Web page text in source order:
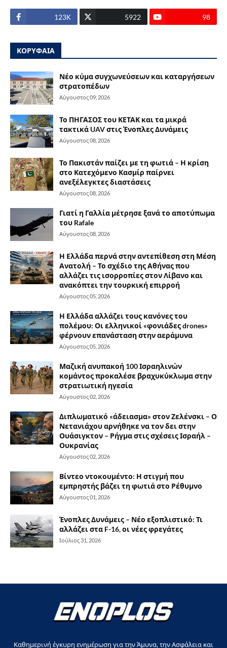
123Κ 5922 98
ΚΟΡΥΦΑΙΑ
Νέο κύμα συγχωνεύσεων και καταργήσεων
στρατοπέδων
Αύγουστος 09, 2026
Το ΠΗΓΑΣΟΣ του ΚΕΤΑΚ και τα μικρά
τακτικά UAV στις Ένοπλες Δυνάμεις
Αύγουστος 08, 2026
Το Πακιστάν παίζει με τη φωτιά – Η κρίση
στο Κατεχόμενο Κασμίρ παίρνει
ανεξέλεγκτες διαστάσεις
Αύγουστος 08, 2026
Γιατί η Γαλλία μέτρησε ξανά το αποτύπωμα
του Rafale
Αύγουστος 08, 2026
Η Ελλάδα περνά στην αντεπίθεση στη Μέση
Ανατολή – Το σχέδιο της Αθήνας που
αλλάζει τις ισορροπίες στον Λίβανο και
ανακόπτει την τουρκική επιρροή
Αύγουστος 05, 2026
Η Ελλάδα αλλάζει τους κανόνες του
πολέμου: Οι ελληνικοί «φονιάδες drones»
φέρνουν επανάσταση στην αεράμυνα
Αύγουστος 05, 2026
Μαζική ανυπακοή 100 Ισραηλινών
κομάντος προκαλέσε βραχυκύκλωμα στην
στρατιωτική ηγεσία
Αύγουστος 02, 2026
Διπλωματικό «άδειασμα» στον Ζελένσκι – Ο
Νετανιάχου αρνήθηκε να τον δει στην
Ουάσιγκτον – Ρήγμα στις σχέσεις Ισραήλ –
Ουκρανίας
Αύγουστος 02, 2026
Βίντεο ντοκουμέντο: Η στιγμή που
εμπρηστής βάζει τη φωτιά στο Ρέθυμνο
Αύγουστος 01, 2026
Ένοπλες Δυνάμεις – Νέο εξοπλιστικό: Τι
αλλάζει στα F-16, οι νέες φρεγάτες
Ιούλιος 31, 2026
Καθημερινή έγκυρη ενημέρωση για την Άμυνα, την Ασφάλεια και